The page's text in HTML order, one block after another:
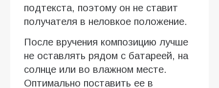
подтекста, поэтому он не ставит
получателя в неловкое положение.
После вручения композицию лучше
не оставлять рядом с батареей, на
солнце или во влажном месте.
Оптимально поставить ее в